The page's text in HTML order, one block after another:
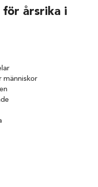
för årsrika i
människor